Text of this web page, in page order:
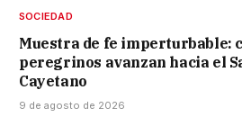
SOCIEDAD
Muestra de fe imperturbable:
peregrinos avanzan hacia el
Cayetano
9 de agosto de 2026